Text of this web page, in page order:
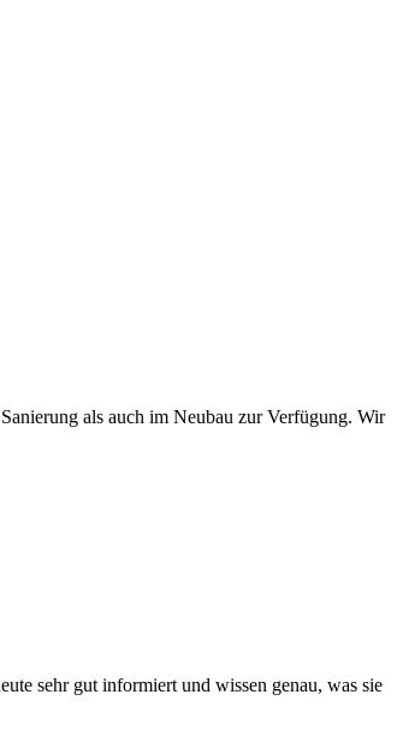
als auch im Neubau zur Verfügung. Wir
sehr gut informiert und wissen genau, was sie